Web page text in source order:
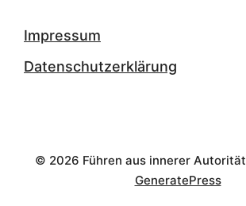
Impressum
Datenschutzerklärung
© 2026 Führen aus innerer Autorität
GeneratePress